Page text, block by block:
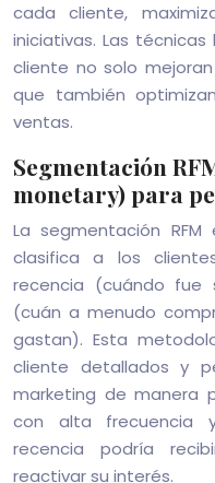
cada cliente,
iniciativas. Las
cliente no solo
que también
ventas.
Segmentación
monetary) para
La segmentación
clasifica a los
recencia (cuándo fue
(cuán a menudo
gastan). Esta
cliente detallados y
marketing de manera
con alta frecuencia
recencia podría
reactivar su interés.